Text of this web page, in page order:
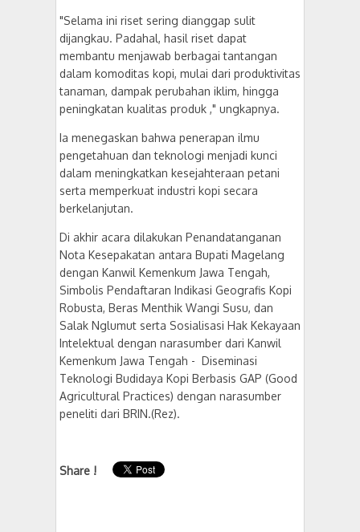
"Selama ini riset sering dianggap sulit
dijangkau. Padahal, hasil riset dapat
membantu menjawab berbagai tantangan
dalam komoditas kopi, mulai dari produktivitas
tanaman, dampak perubahan iklim, hingga
peningkatan kualitas produk ," ungkapnya.
Ia menegaskan bahwa penerapan ilmu
pengetahuan dan teknologi menjadi kunci
dalam meningkatkan kesejahteraan petani
serta memperkuat industri kopi secara
berkelanjutan.
Di akhir acara dilakukan Penandatanganan
Nota Kesepakatan antara Bupati Magelang
dengan Kanwil Kemenkum Jawa Tengah,
Simbolis Pendaftaran Indikasi Geografis Kopi
Robusta, Beras Menthik Wangi Susu, dan
Salak Nglumut serta Sosialisasi Hak Kekayaan
Intelektual dengan narasumber dari Kanwil
Kemenkum Jawa Tengah - Diseminasi
Teknologi Budidaya Kopi Berbasis GAP (Good
Agricultural Practices) dengan narasumber
peneliti dari BRIN.(Rez).
Share !